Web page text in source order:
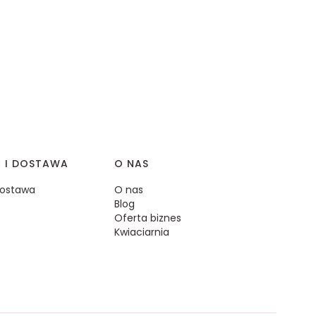
I DOSTAWA
O NAS
O nas
Blog
Oferta biznes
Kwiaciarnia